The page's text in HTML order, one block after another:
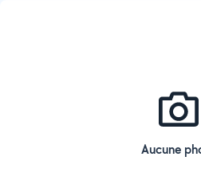
Aucune